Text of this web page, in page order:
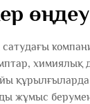
химиялық
жұмыс